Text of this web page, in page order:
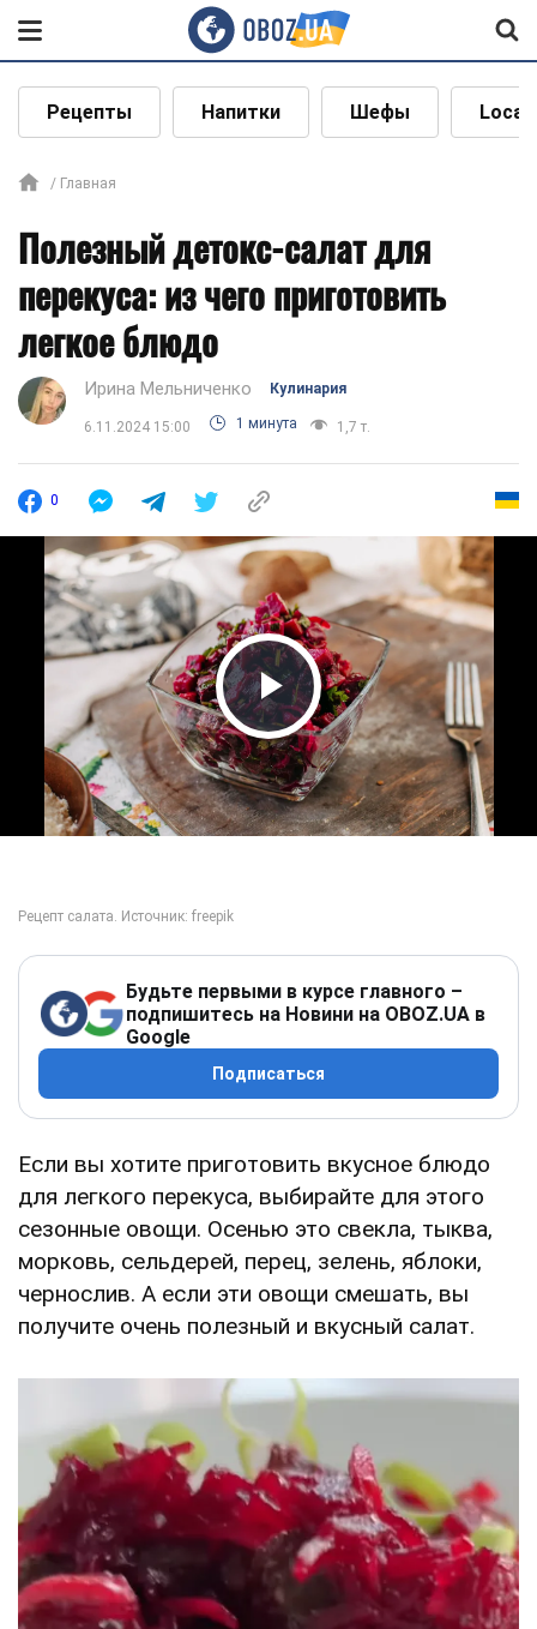
Рецепты Напитки Шефы Local
Главная
Полезный детокс-салат для
перекуса: из чего приготовить
легкое блюдо
Ирина Мельниченко Кулинария
6.11.2024 15:00 1 минута 1,7 т.
0
Play Video
Будьте первыми в курсе главного –
подпишитесь на Новини на OBOZ.UA в
Google
Подписаться
Если вы хотите приготовить вкусное блюдо
для легкого перекуса, выбирайте для этого
сезонные овощи. Осенью это свекла, тыква,
морковь, сельдерей, перец, зелень, яблоки,
чернослив. А если эти овощи смешать, вы
получите очень полезный и вкусный салат.